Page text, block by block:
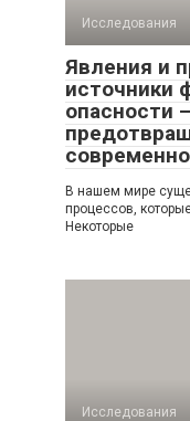
Исследования
Явления и
источники
опасности
В нашем мире
процессов,
Некоторые
Исследования